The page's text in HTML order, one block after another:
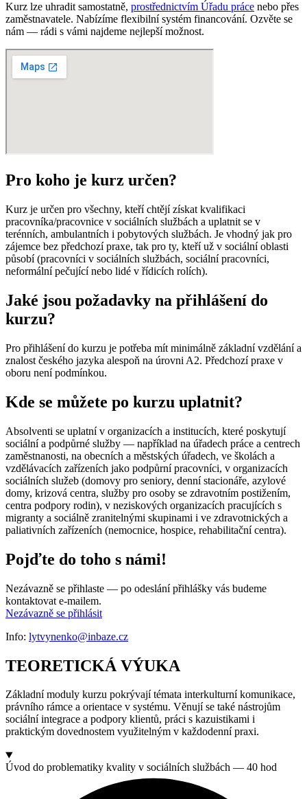
Kurz lze uhradit samostatně, prostřednictvím Úřadu práce nebo přes
zaměstnavatele. Nabízíme flexibilní systém financování. Ozvěte se
nám — rádi s vámi najdeme nejlepší možnost.
Pro koho je kurz určen?
Kurz je určen pro všechny, kteří chtějí získat kvalifikaci
pracovníka/pracovnice v sociálních službách a uplatnit se v
terénních, ambulantních i pobytových službách. Je vhodný jak pro
zájemce bez předchozí praxe, tak pro ty, kteří už v sociální oblasti
působí (pracovníci v sociálních službách, sociální pracovníci,
neformální pečující nebo lidé v řídicích rolích).
Jaké jsou požadavky na přihlášení do
kurzu?
Pro přihlášení do kurzu je potřeba mít minimálně základní vzdělání a
znalost českého jazyka alespoň na úrovni A2. Předchozí praxe v
oboru není podmínkou.
Kde se můžete po kurzu uplatnit?
Absolventi se uplatní v organizacích a institucích, které poskytují
sociální a podpůrné služby — například na úřadech práce a centrech
zaměstnanosti, na obecních a městských úřadech, ve školách a
vzdělávacích zařízeních jako podpůrní pracovníci, v organizacích
sociálních služeb (domovy pro seniory, denní stacionáře, azylové
domy, krizová centra, služby pro osoby se zdravotním postižením,
centra podpory rodin), v neziskových organizacích pracujících s
migranty a sociálně zranitelnými skupinami i ve zdravotnických a
paliativních zařízeních (nemocnice, hospice, rehabilitační centra).
Pojďte do toho s námi!
Nezávazně se přihlaste — po odeslání přihlášky vás budeme
kontaktovat e-mailem.
Nezávazně se přihlásit
Info: lytvynenko@inbaze.cz
TEORETICKÁ VÝUKA
Základní moduly kurzu pokrývají témata interkulturní komunikace,
právního rámce a orientace v systému. Věnují se také nástrojům
sociální integrace a podpory klientů, práci s kazuistikami i
praktickým dovednostem využitelným v každodenní praxi.
Úvod do problematiky kvality v sociálních službách — 40 hod